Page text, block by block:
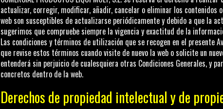
actualizar, corregir, modificar, añadir, cancelar o eliminar los contenidos
web son susceptibles de actualizarse periódicamente y debido a que la
sugerimos que compruebe siempre la vigencia y exactitud de la
Las condiciones y términos de utilización que se recogen en el presente
que revise estos términos cuando visite de nuevo la web o solicite un
entenderá sin perjuicio de cualesquiera otras Condiciones Generales, y
concretos dentro de la web.
Derechos de propiedad intelectual y de